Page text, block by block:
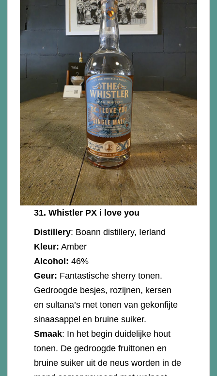
31. Whistler PX i love you
Distillery: Boann distillery, Ierland
Kleur: Amber
Alcohol: 46%
Geur: Fantastische sherry tonen.
Gedroogde besjes, rozijnen, kersen
en sultana’s met tonen van gekonfijte
sinaasappel en bruine suiker.
Smaak: In het begin duidelijke hout
tonen. De gedroogde fruittonen en
bruine suiker uit de neus worden in de